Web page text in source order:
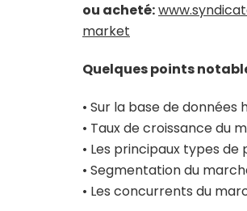
ou acheté:
market
Quelques points
• Sur la base de
• Taux de croissance du
• Les principaux types
• Segmentation du
• Les concurrents du